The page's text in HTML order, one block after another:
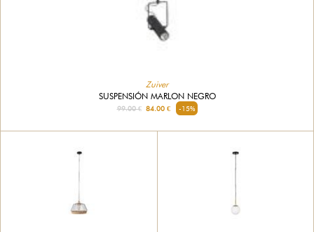
Zuiver
SUSPENSIÓN MARLON NEGRO
99.00 €84.00 € -15%